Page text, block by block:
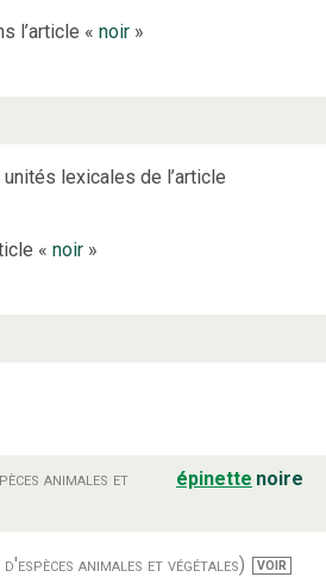
l’article « noir»
lexicales de l’article
«noir »
animales et
épinette noire
animales et végétales) VOIR